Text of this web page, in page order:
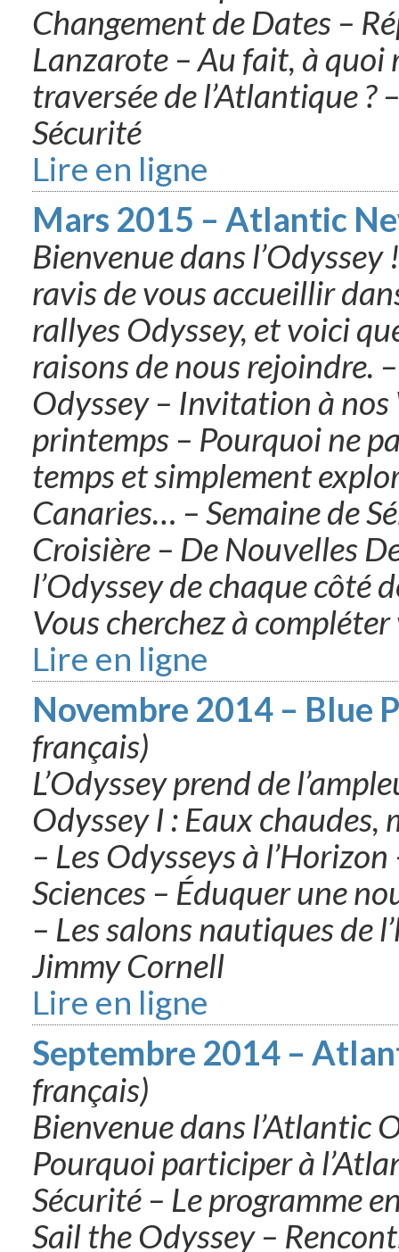
Changement de Dates –
Lanzarote – Au fait, à quoi
traversée de l’Atlantique ?
Sécurité
Lire en ligne
Mars 2015 – Atlantic
Bienvenue dans l’Odyssey
ravis de vous accueillir
rallyes Odyssey, et voici
raisons de nous rejoindre.
Odyssey – Invitation à nos
printemps – Pourquoi ne
temps et simplement
Canaries… – Semaine de
Croisière – De Nouvelles
l’Odyssey de chaque côté
Vous cherchez à
Lire en ligne
Novembre 2014 – Blue
français)
L’Odyssey prend de
Odyssey I : Eaux chaudes,
– Les Odysseys à
Sciences – Éduquer une
– Les salons nautiques de
Jimmy Cornell
Lire en ligne
Septembre 2014 –
français)
Bienvenue dans l’Atlantic
Pourquoi participer à
Sécurité – Le programme
Sail the Odyssey –